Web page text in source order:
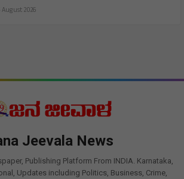
2026
Jeevala News
Publishing Platform From INDIA. Karnataka,
Updates including Politics, Business, Crime,